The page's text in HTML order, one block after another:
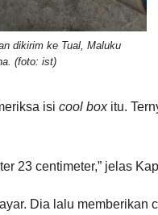
dikirim ke Tual, Maluku
(foto: ist)
isi cool boxitu.
23 centimeter,” jelas
Dia lalu memberikan